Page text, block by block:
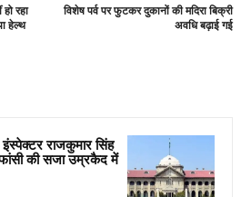
रहा
हेल्थ
विशेष पर्व पर फुटकर दुकानों की मदिरा बिक्री
अवधि बढ़ाई गई
राजकुमार सिंह
फांसी की सजा उम्रकैद में